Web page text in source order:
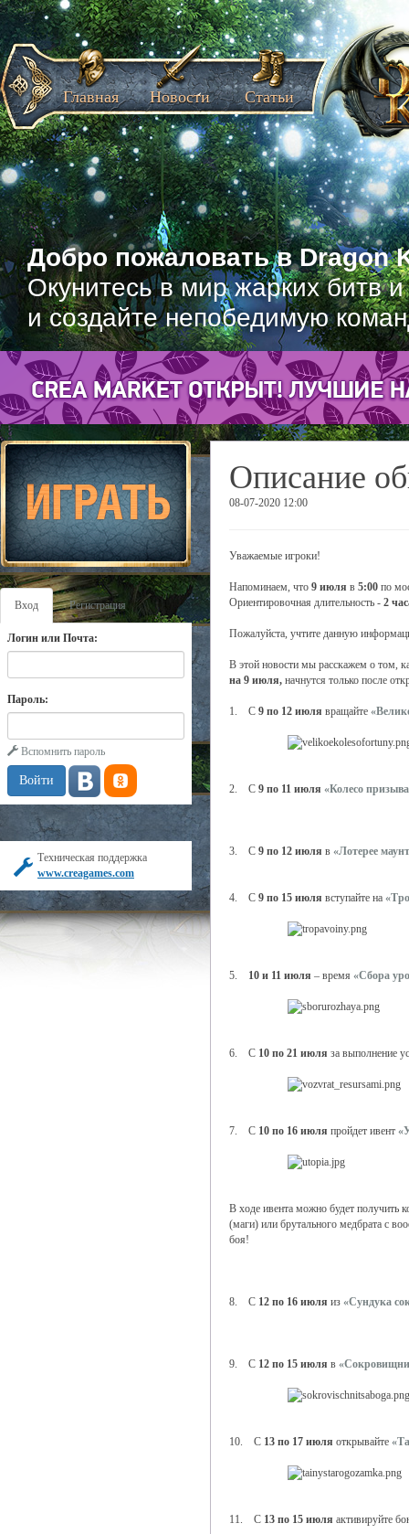
Добро пожаловать в Dragon
Окунитесь в мир жарких битв
и создайте непобедимую
Главная Новости Статьи
Вход Регистрация
Логин или Почта:
Пароль:
Вспомнить пароль
Техническая поддержка
www.creagames.com
Описание
08-07-2020 12:00
Уважаемые игроки!
Напоминаем, что 9 июля в 5:00 по
Ориентировочная длительность - 2
Пожалуйста, учтите данную
В этой новости мы расскажем о том,
на 9 июля, начнутся только после
1. С 9 по 12 июля вращайте
2. С 9 по 11 июля «Колесо
3. С 9 по 12 июля в «Лотерее
4. С 9 по 15 июля вступайте на
5. 10 и 11 июля – время «Сбора
6. С 10 по 21 июля за выполнение
7. С 10 по 16 июля пройдет ивент
В ходе ивента можно будет получить
(маги) или брутального медбрата с
боя!
8. С 12 по 16 июля из «Сундука
9. С 12 по 15 июля в
10. С 13 по 17 июля открывайте
11. С 13 по 15 июля активируйте